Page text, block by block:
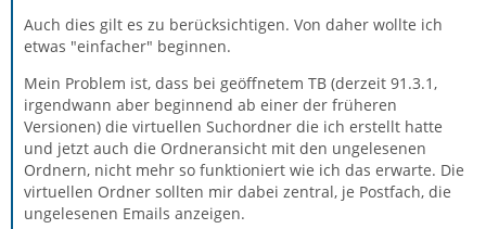
Auch dies gilt es zu berücksichtigen. Von daher wollte ich
etwas "einfacher" beginnen.
Mein Problem ist, dass bei geöffnetem TB (derzeit 91.3.1,
irgendwann aber beginnend ab einer der früheren
Versionen) die virtuellen Suchordner die ich erstellt hatte
und jetzt auch die Ordneransicht mit den ungelesenen
Ordnern, nicht mehr so funktioniert wie ich das erwarte. Die
virtuellen Ordner sollten mir dabei zentral, je Postfach, die
ungelesenen Emails anzeigen.